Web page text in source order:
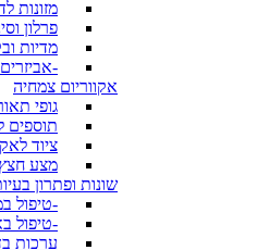
מזונות
פרלון
מדיות
-
אקווריום צמחיה
גופי
תוספים
ציוד
מצע
שונות ופתרון
-טיפול
-טיפול
ערכות